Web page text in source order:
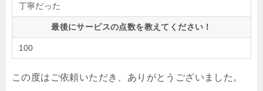
丁寧だった
最後にサービスの点数を教えてください！
100
この度はご依頼いただき、ありがとうございました。